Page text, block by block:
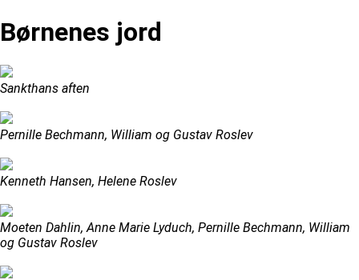
Børnenes jord
Sankthans aften
Pernille Bechmann, William og Gustav Roslev
Kenneth Hansen, Helene Roslev
Moeten Dahlin, Anne Marie Lyduch, Pernille Bechmann, William
og Gustav Roslev